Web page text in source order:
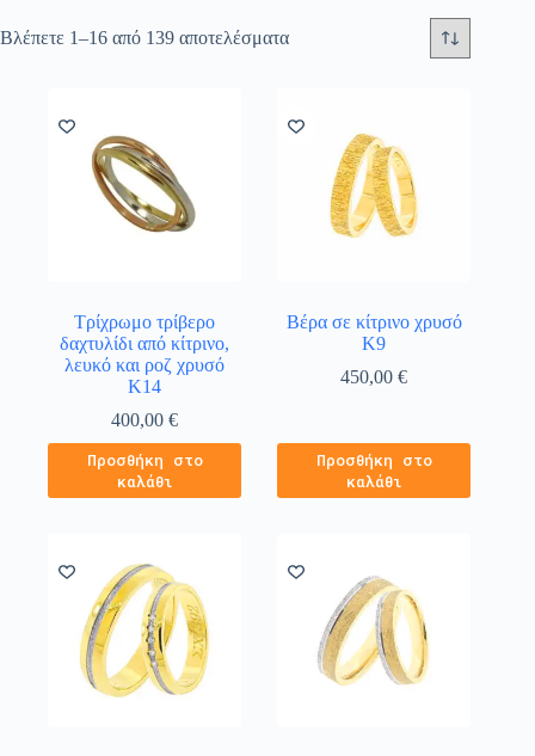
Βλέπετε 1–16 από 139 αποτελέσματα
Τρίχρωμο τρίβερο
δαχτυλίδι από κίτρινο,
λευκό και ροζ χρυσό
Κ14
400,00€
Προσθήκη στο
καλάθι
Βέρα σε κίτρινο χρυσό
Κ9
450,00€
Προσθήκη στο
καλάθι